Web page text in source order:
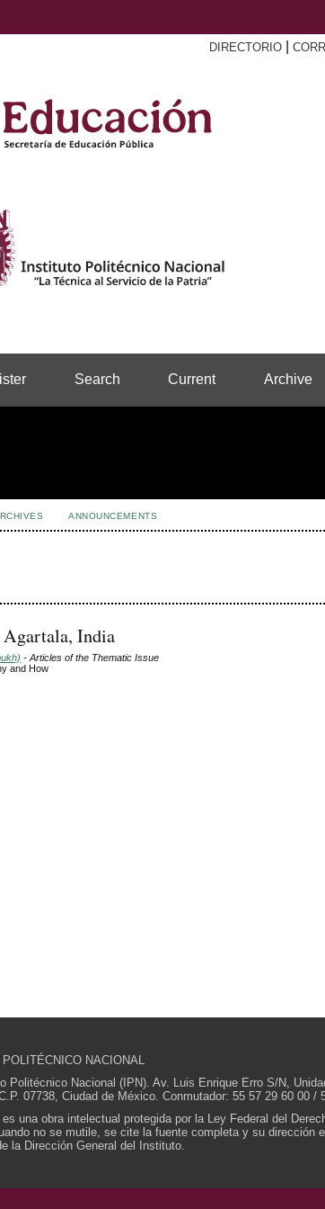
DIRECTORIO
Search Current Archive
ANNOUNCEMENTS
Agartala, India
- Articles of the Thematic Issue
and How
NACIONAL
Politécnico Nacional (IPN). Av. Luis Enrique Erro S/N,
07738, Ciudad de México. Conmutador: 55 57 29 60 00 /
una obra intelectual protegida por la Ley Federal del
no se mutile, se cite la fuente completa y su dirección
la Dirección General del Instituto.